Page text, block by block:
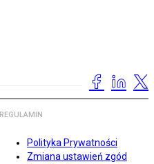
REGULAMIN
Polityka Prywatności
Zmiana ustawień zgód